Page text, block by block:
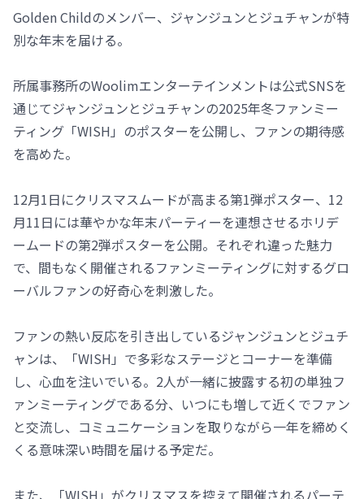
Golden Childのメンバー、ジャンジュンとジュチャンが特
別な年末を届ける。
所属事務所のWoolimエンターテインメントは公式SNSを
通じてジャンジュンとジュチャンの2025年冬ファンミー
ティング「WISH」のポスターを公開し、ファンの期待感
を高めた。
12月1日にクリスマスムードが高まる第1弾ポスター、12
月11日には華やかな年末パーティーを連想させるホリデ
ームードの第2弾ポスターを公開。それぞれ違った魅力
で、間もなく開催されるファンミーティングに対するグロ
ーバルファンの好奇心を刺激した。
ファンの熱い反応を引き出しているジャンジュンとジュチ
ャンは、「WISH」で多彩なステージとコーナーを準備
し、心血を注いでいる。2人が一緒に披露する初の単独フ
ァンミーティングである分、いつにも増して近くでファン
と交流し、コミュニケーションを取りながら一年を締めく
くる意味深い時間を届ける予定だ。
また、「WISH」がクリスマスを控えて開催されるパーテ